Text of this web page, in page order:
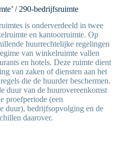
/ 290-bedrijfsruimte
is onderverdeeld in twee
en kantoorruimte. Op
huurrechtelijke regelingen
van winkelruimte vallen
en hotels. Deze ruimte dient
van zaken of diensten aan het
die de huurder beschermen.
duur van de huurovereenkomst
proefperiode (een
duur), bedrijfsopvolging en de
daarover.